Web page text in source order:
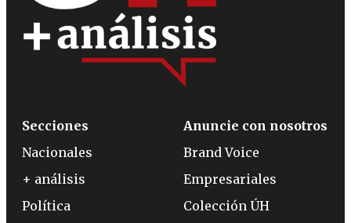
Secciones
Nacionales
+ análisis
Política
Anuncie con nosotros
Brand Voice
Empresariales
Colección ÚH